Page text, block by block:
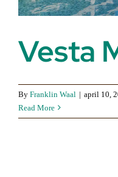
Vesta
By Franklin Waal | april 10,
Read More